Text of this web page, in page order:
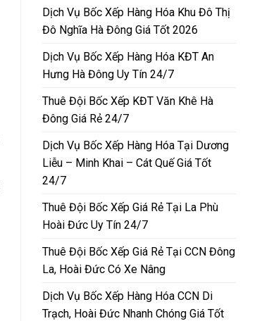
Dịch Vụ Bốc Xếp Hàng Hóa Khu Đô Thị
Đô Nghĩa Hà Đông Giá Tốt 2026
Dịch Vụ Bốc Xếp Hàng Hóa KĐT An
Hưng Hà Đông Uy Tín 24/7
Thuê Đội Bốc Xếp KĐT Văn Khê Hà
Đông Giá Rẻ 24/7
Dịch Vụ Bốc Xếp Hàng Hóa Tại Dương
Liễu – Minh Khai – Cát Quế Giá Tốt
24/7
Thuê Đội Bốc Xếp Giá Rẻ Tại La Phù
Hoài Đức Uy Tín 24/7
Thuê Đội Bốc Xếp Giá Rẻ Tại CCN Đông
La, Hoài Đức Có Xe Nâng
Dịch Vụ Bốc Xếp Hàng Hóa CCN Di
Trạch, Hoài Đức Nhanh Chóng Giá Tốt